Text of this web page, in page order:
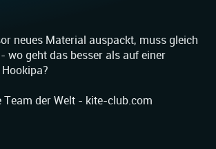
neues Material auspackt, muss gleich
wo geht das besser als auf einer
Team der Welt - kite-club.com